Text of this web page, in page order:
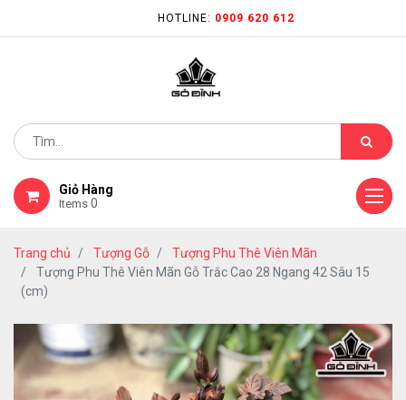
HOTLINE: 0909 620 612
Giỏ Hàng
Items 0
Trang chủ Tượng Gỗ
Tượng Phu Thê Viên Mãn
Tượng Phu Thê Viên Mãn Gỗ Trắc Cao 28 Ngang 42 Sâu 15
(cm)